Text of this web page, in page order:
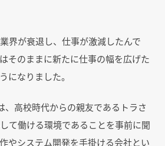
界が衰退し、仕事が激減したんで
そのままに新たに仕事の幅を広げた
になりました。
、高校時代からの親友であるトラさ
て働ける環境であることを事前に聞
やシステム開発を手掛ける会社とい